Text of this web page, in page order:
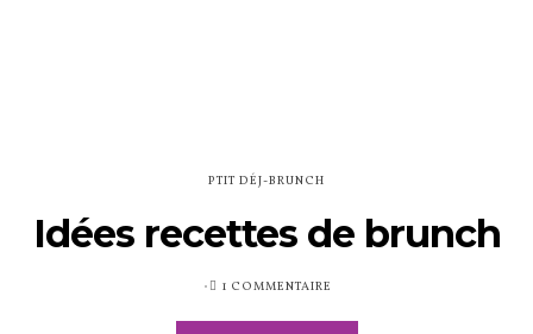
PTIT DÉJ-BRUNCH
Idées recettes de brunch
PUBLIÉ1 COMMENTAIRE